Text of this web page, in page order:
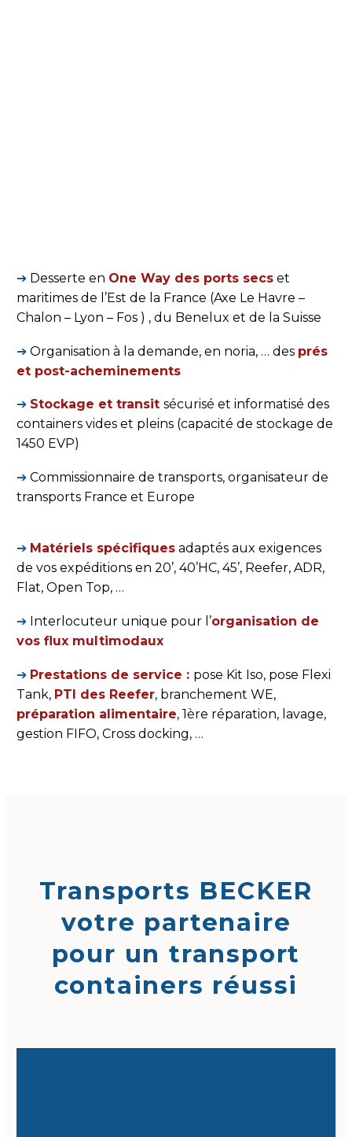
➔ Desserte en One Way des ports secs et
maritimes de l’Est de la France (Axe Le Havre –
Chalon – Lyon – Fos ) , du Benelux et de la Suisse
➔ Organisation à la demande, en noria, … des prés
et post-acheminements
➔ Stockage et transit sécurisé et informatisé des
containers vides et pleins (capacité de stockage de
1450 EVP)
➔ Commissionnaire de transports, organisateur de
transports France et Europe
➔ Matériels spécifiques adaptés aux exigences
de vos expéditions en 20’, 40’HC, 45’, Reefer, ADR,
Flat, Open Top, …
➔ Interlocuteur unique pour l’organisation de
vos flux multimodaux
➔ Prestations de service : pose Kit Iso, pose Flexi
Tank, PTI des Reefer, branchement WE,
préparation alimentaire, 1ère réparation, lavage,
gestion FIFO, Cross docking, …
Transports BECKER
votre partenaire
pour un transport
containers réussi